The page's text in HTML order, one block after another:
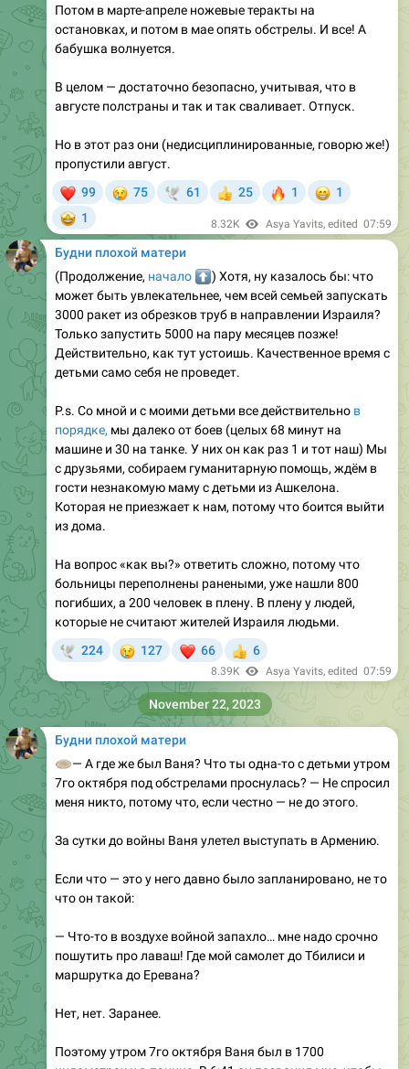
Потом в марте-апреле ножевые теракты на
остановках, и потом в мае опять обстрелы. И все! А
бабушка волнуется.
В целом — достаточно безопасно, учитывая, что в
августе полстраны и так и так сваливает. Отпуск.
Но в этот раз они (недисциплинированные, говорю же!)
пропустили август.
99 75
🕊
61
👍
25
🔥
1
😁
1
1 8.32K Asya Yavits, edited 07:59
Будни плохой матери
(Продолжение, начало
⬆️) Хотя, ну казалось бы: что
может быть увлекательнее, чем всей семьей запускать
3000 ракет из обрезков труб в направлении Израиля?
Только запустить 5000 на пару месяцев позже!
Действительно, как тут устоишь. Качественное время с
детьми само себя не проведет.
P.s. Со мной и с моими детьми все действительно в
порядке, мы далеко от боев (целых 68 минут на
машине и 30 на танке. У них он как раз 1 и тот наш) Мы
с друзьями, собираем гуманитарную помощь, ждём в
гости незнакомую маму с детьми из Ашкелона.
Которая не приезжает к нам, потому что боится выйти
из дома.
На вопрос «как вы?» ответить сложно, потому что
больницы переполнены ранеными, уже нашли 800
погибших, а 200 человек в плену. В плену у людей,
которые не считают жителей Израиля людьми.
224 127
❤
66
👍
6
8.39K Asya Yavits, edited 07:59
Будни плохой матери
— А где же был Ваня? Что ты одна-то с детьми утром
7го октября под обстрелами проснулась? — Не спросил
меня никто, потому что, если честно — не до этого.
За сутки до войны Ваня улетел выступать в Армению.
Если что — это у него давно было запланировано, не то
что он такой:
— Что-то в воздухе войной запахло… мне надо срочно
пошутить про лаваш! Где мой самолет до Тбилиси и
маршрутка до Еревана?
Нет, нет. Заранее.
Поэтому утром 7го октября Ваня был в 1700
November 22, 2023